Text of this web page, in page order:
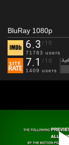
BluRay 1080p
6.3 /10
71783 users
7.1 /10
1409 users